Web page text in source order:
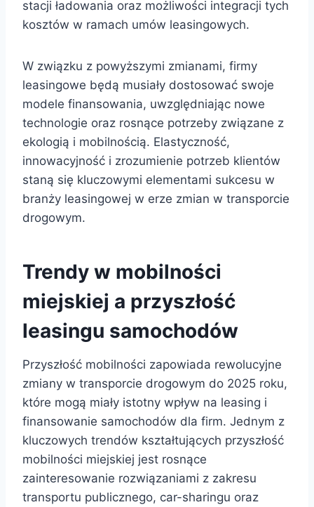
stacji ładowania oraz możliwości integracji tych
kosztów w ramach umów leasingowych.
W związku z powyższymi zmianami, firmy
leasingowe będą musiały dostosować swoje
modele finansowania, uwzględniając nowe
technologie oraz rosnące potrzeby związane z
ekologią i mobilnością. Elastyczność,
innowacyjność i zrozumienie potrzeb klientów
staną się kluczowymi elementami sukcesu w
branży leasingowej w erze zmian w transporcie
drogowym.
Trendy w mobilności
miejskiej a przyszłość
leasingu samochodów
Przyszłość mobilności zapowiada rewolucyjne
zmiany w transporcie drogowym do 2025 roku,
które mogą miały istotny wpływ na leasing i
finansowanie samochodów dla firm. Jednym z
kluczowych trendów kształtujących przyszłość
mobilności miejskiej jest rosnące
zainteresowanie rozwiązaniami z zakresu
transportu publicznego, car-sharingu oraz